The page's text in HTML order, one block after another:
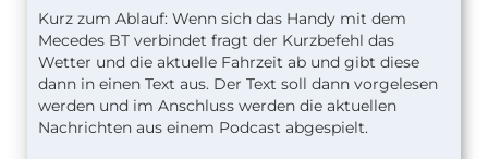
Kurz zum Ablauf: Wenn sich das Handy mit dem
Mecedes BT verbindet fragt der Kurzbefehl das
Wetter und die aktuelle Fahrzeit ab und gibt diese
dann in einen Text aus. Der Text soll dann vorgelesen
werden und im Anschluss werden die aktuellen
Nachrichten aus einem Podcast abgespielt.